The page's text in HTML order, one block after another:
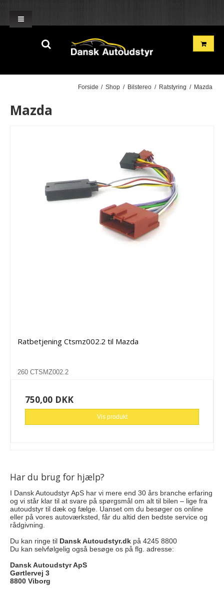
{dataLayer.push(arguments);} gtag('js', new Date()); gtag('config', 'G-
2TH7GD1GME'); gtag('config', 'G-BN2R00GF22'); }
Forside / Shop / Bilstereo / Ratstyring / Mazda
Mazda
Ratbetjening Ctsmz002.2 til Mazda
260 CTSMZ002.2
750,00 DKK
Vis produkt
Har du brug for hjælp?
I Dansk Autoudstyr ApS har vi mere end 30 års branche erfaring
og vi står klar til at svare på spørgsmål om alt til bilen – lige fra
autoudstyr til dæk og fælge. Uanset om du besøger os online
eller på vores autoværksted, får du altid den bedste service og
rådgivning.
Du kan ringe til Dansk Autoudstyr.dk på 4245 8800
Du kan selvfølgelig også besøge os på flg. adresse:
Dansk Autoudstyr ApS
Gørtlervej 3
8800 Viborg